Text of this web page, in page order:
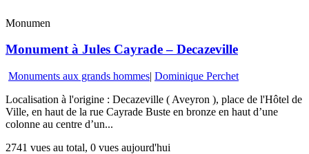
Monumen
Monument à Jules Cayrade – Decazeville
Monuments aux grands hommes| Dominique Perchet
Localisation à l'origine : Decazeville ( Aveyron ), place de l'Hôtel de
Ville, en haut de la rue Cayrade Buste en bronze en haut d’une
colonne au centre d’un...
2741 vues au total, 0 vues aujourd'hui